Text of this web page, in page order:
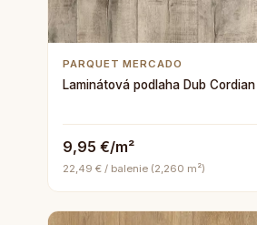
PARQUET MERCADO
Laminátová podlaha Dub
9,95 €/m²
22,49 € / balenie (2,260 m²)